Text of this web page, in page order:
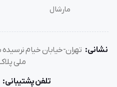
مارشال
نشانی: تهران-خیابان خیام
ملی پلاک
تلفن پشتیبانی: